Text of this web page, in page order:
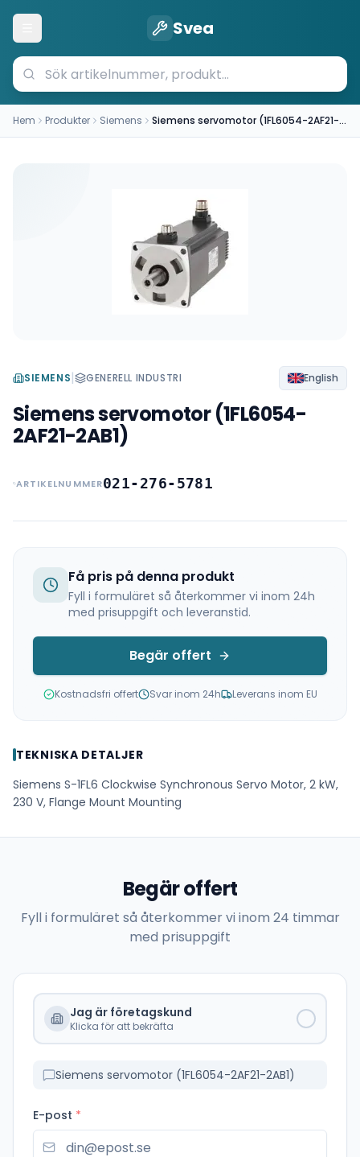
Öppna meny Svea
Hem Produkter Siemens Siemens servomotor (1FL6054-2AF21-2AB1)
SIEMENS| GENERELL INDUSTRI English
Siemens servomotor (1FL6054-
2AF21-2AB1)
ARTIKELNUMMER021-276-5781
Få pris på denna produkt
Fyll i formuläret så återkommer vi inom 24h
med prisuppgift och leveranstid.
Begär offert
Kostnadsfri offert Svar inom 24h Leverans inom EU
TEKNISKA DETALJER
Siemens S-1FL6 Clockwise Synchronous Servo Motor, 2 kW,
230 V, Flange Mount Mounting
Begär offert
Fyll i formuläret så återkommer vi inom 24 timmar
med prisuppgift
Jag är företagskund
Klicka för att bekräfta
Siemens servomotor (1FL6054-2AF21-2AB1)
E-post *